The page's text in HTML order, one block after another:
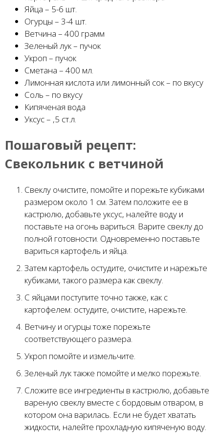
Яйца – 5-6 шт.
Огурцы – 3-4 шт.
Ветчина – 400 грамм
Зеленый лук – пучок
Укроп – пучок
Сметана – 400 мл.
Лимонная кислота или лимонный сок – по вкусу
Соль – по вкусу
Кипяченая вода
Уксус – ,5 ст.л.
Пошаговый рецепт:
Свекольник с ветчиной
Свеклу очистите, помойте и порежьте кубиками
размером около 1 см. Затем положите ее в
кастрюлю, добавьте уксус, налейте воду и
поставьте на огонь вариться. Варите свеклу до
полной готовности. Одновременно поставьте
вариться картофель и яйца.
Затем картофель остудите, очистите и нарежьте
кубиками, такого размера как свеклу.
С яйцами поступите точно также, как с
картофелем: остудите, очистите, нарежьте.
Ветчину и огурцы тоже порежьте
соответствующего размера.
Укроп помойте и измельчите.
Зеленый лук также помойте и мелко порежьте.
Сложите все ингредиенты в кастрюлю, добавьте
вареную свеклу вместе с бордовым отваром, в
котором она варилась. Если не будет хватать
жидкости, налейте прохладную кипяченую воду.